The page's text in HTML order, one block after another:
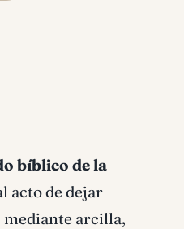
bíblico de la
acto de dejar
mediante arcilla,